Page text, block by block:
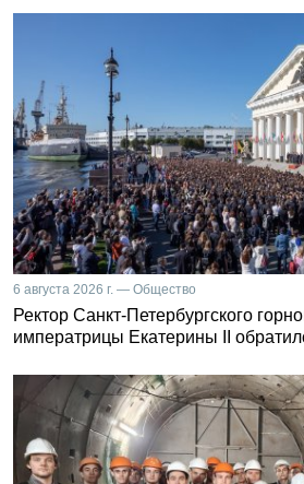
6 августа 2026 г. — Общество
Ректор Санкт-Петербургского
императрицы Екатерины II